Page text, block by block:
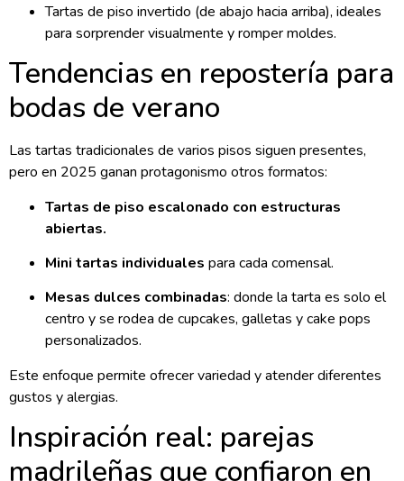
Tartas de piso invertido (de abajo hacia arriba), ideales
para sorprender visualmente y romper moldes.
Tendencias en repostería para
bodas de verano
Las tartas tradicionales de varios pisos siguen presentes,
pero en 2025 ganan protagonismo otros formatos:
Tartas de piso escalonado con estructuras
abiertas.
Mini tartas individuales para cada comensal.
Mesas dulces combinadas: donde la tarta es solo el
centro y se rodea de cupcakes, galletas y cake pops
personalizados.
Este enfoque permite ofrecer variedad y atender diferentes
gustos y alergias.
Inspiración real: parejas
madrileñas que confiaron en